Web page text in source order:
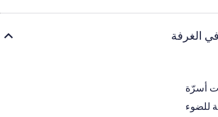
الغرفة
أسرّة
للضوء